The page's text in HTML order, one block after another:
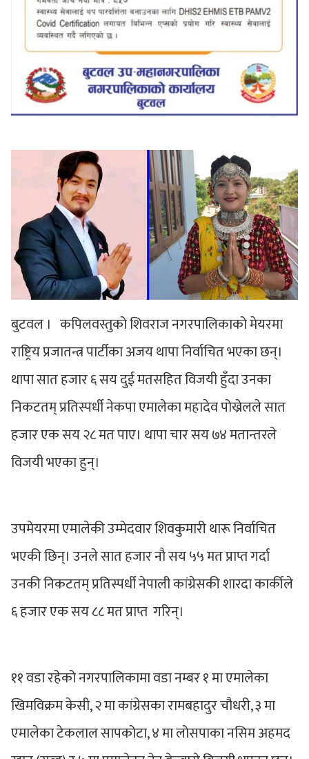
बुटवल । कपिलवस्तुको शिवराज नगरपालिकाको मेयरमा
राष्ट्रिय प्रजातन्त्र पार्टीका अजय थापा निर्वाचित भएका छन्।
थापा सात हजार ६ सय दुई मतसहित विजयी हुँदा उनका
निकटतम् प्रतिस्पर्धी नेकपा एमालेका महादेव पोख्रेलले सात
हजार एक सय २८ मत पाए। थापा चार सय ७४ मतान्तरले
विजयी भएका हुन्।
उपमेयरमा एमालेकी उम्मेदवार शिवकुमारी थारू निर्वाचित
भएकी छिन्। उनले सात हजार नाै सय ५५ मत प्राप्त गर्दा
उनकी निकटतम् प्रतिस्पर्धी नेपाली कांग्रेसकी शारदा कार्कीले
६ हजार एक सय ८८ मत प्राप्त गरिन्।
११ वडा रहेको नगरपालिकामा वडा नम्बर १ मा एमालेका
खिमविक्रम केसी, २ मा कांग्रेसका रामबहादुर चौधरी, ३ मा
एमालेका टेकलाल सापकोटा, ४ मा लोसपाका नसिम अहमद